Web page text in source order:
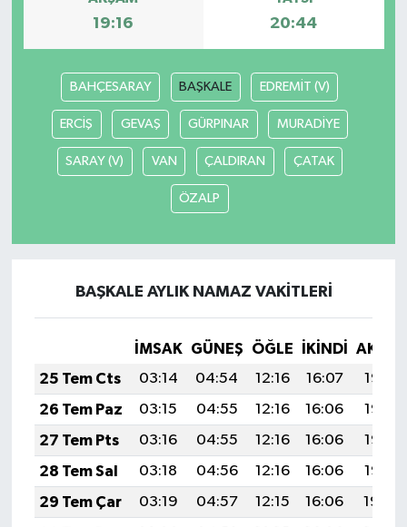
19:16 20:44
BAHÇESARAY BAŞKALE EDREMİT (V)
ERCİŞ GEVAŞ GÜRPINAR MURADİYE
SARAY (V) VAN ÇALDIRAN ÇATAK
ÖZALP
BAŞKALE AYLIK NAMAZ VAKITLERI
İMSAK GÜNEŞ ÖĞLE İKINDI
25 Tem Cts
03:14 04:54 12:16 16:07
19:27
26 Tem Paz
03:15 04:55 12:16 16:06
19:26
27 Tem Pts
03:16 04:55 12:16 16:06
19:26
28 Tem Sal
03:18 04:56 12:16 16:06
19:25
29 Tem Çar
03:19 04:57 12:15 16:06
19:24